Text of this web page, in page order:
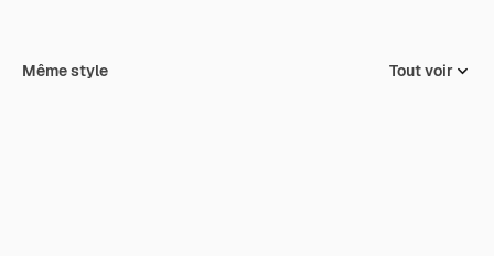
Même style Tout voir